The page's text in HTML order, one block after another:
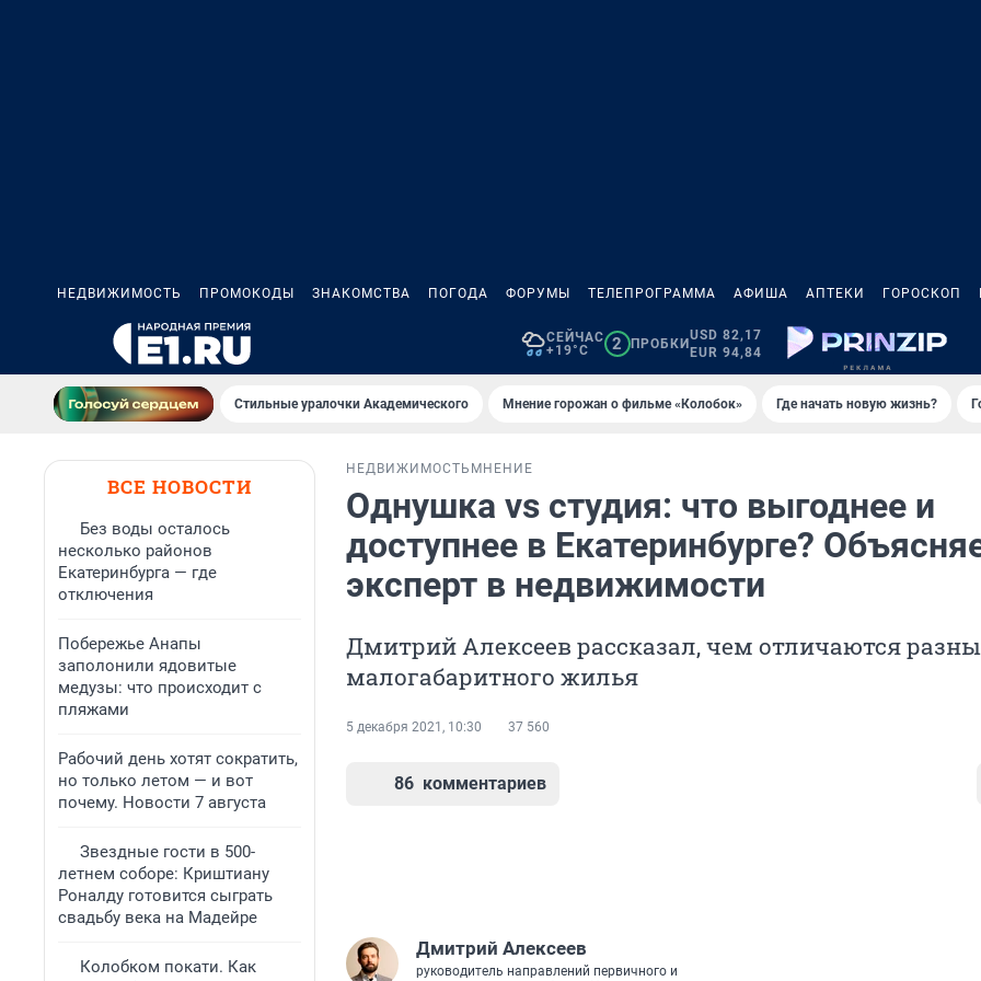
НЕДВИЖИМОСТЬ ПРОМОКОДЫ ЗНАКОМСТВА ПОГОДА ФОРУМЫ ТЕЛЕПРОГРАММА АФИША АПТЕКИ ГОРОСКОП
СЕЙЧАС
+19°C
2 ПРОБКИ
USD 82,17
EUR 94,84
Стильные уралочки Академического Мнение горожан о фильме «Колобок» Где начать новую жизнь?
ВСЕ НОВОСТИ
Без воды осталось
несколько районов
Екатеринбурга — где
отключения
Побережье Анапы
заполонили ядовитые
медузы: что происходит с
пляжами
Рабочий день хотят сократить,
но только летом — и вот
почему. Новости 7 августа
Звездные гости в 500-
летнем соборе: Криштиану
Роналду готовится сыграть
свадьбу века на Мадейре
Колобком покати. Как
НЕДВИЖИМОСТЬ МНЕНИЕ
Однушка vs студия: что выгоднее и
доступнее в Екатеринбурге?
эксперт в недвижимости
Дмитрий Алексеев рассказал, чем отличаются
малогабаритного жилья
5 декабря 2021, 10:30 37 560
86 комментариев
Дмитрий Алексеев
руководитель направлений первичного и